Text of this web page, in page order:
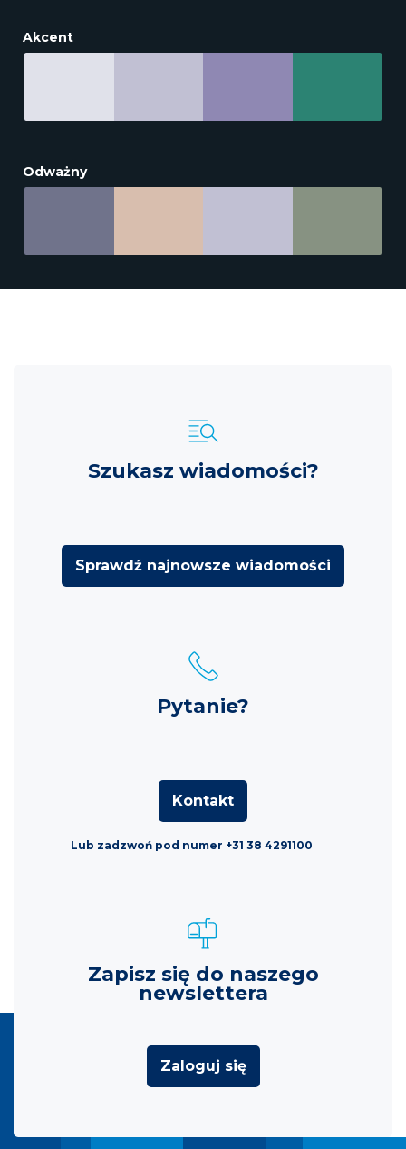
Akcent
Odważny
Szukasz wiadomości?
Sprawdź najnowsze wiadomości
Pytanie?
Kontakt
Lub zadzwoń pod numer +31 38 4291100
Zapisz się do naszego
newslettera
Zaloguj się